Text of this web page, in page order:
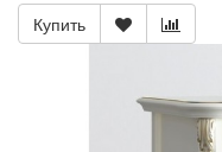
Купить